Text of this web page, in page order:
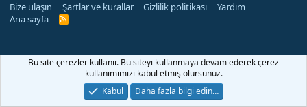
Bize ulaşın Şartlar ve kurallar Gizlilik politikası
Yardım
Ana sayfa
R
Bu site çerezler kullanır. Bu siteyi kullanmaya devam ederek çerez
kullanımımızı kabul etmiş olursunuz.
Kabul
Daha fazla bilgi edin…